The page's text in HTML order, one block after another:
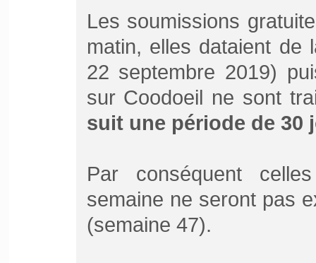
Les soumissions
matin, elles dataient
22 septembre 2019)
sur Coodoeil ne sont
suit une période de 30
Par conséquent
semaine ne seront pas
(semaine 47).